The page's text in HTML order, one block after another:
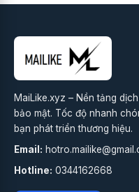
MaiLike.xyz – Nền tảng
bảo mật. Tốc độ nhanh
bạn phát triển thương hiệu.
Email:
Hotline: 0344162668